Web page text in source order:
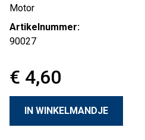
Motor
Artikelnummer:
90027
€ 4,60